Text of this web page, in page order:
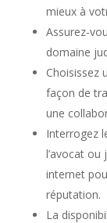
mieux à
Assurez-
domaine
Choisissez
façon de
une
Interrogez
l’avocat
internet
réputation.
La